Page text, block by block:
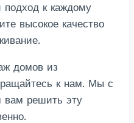
к каждому
высокое качество
домов из
к нам. Мы с
вам решить эту